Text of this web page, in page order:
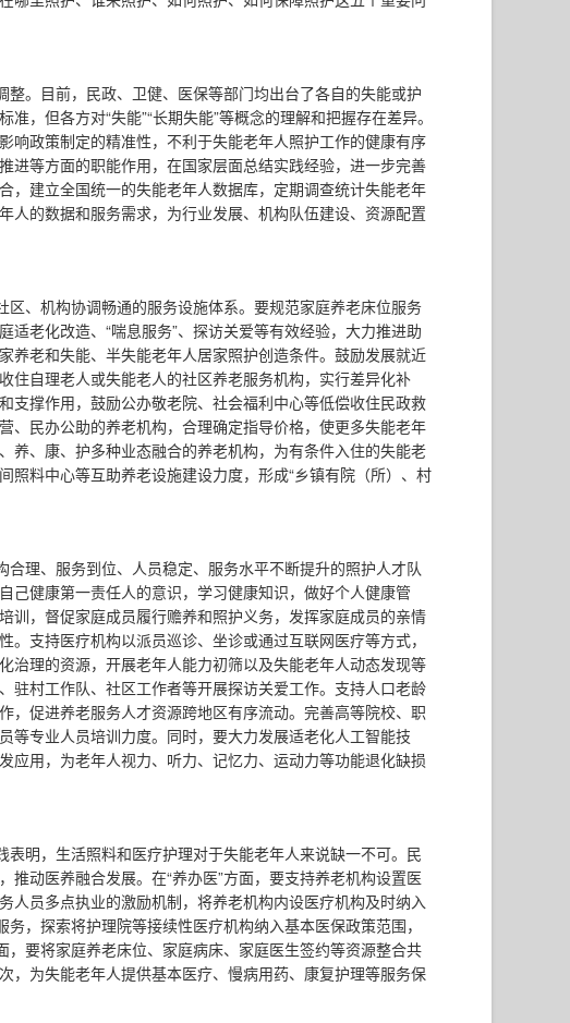
。目前，民政、卫健、医保等部门均出台了各自的失能或护
，但各方对“失能”“长期失能”等概念的理解和把握存在差异。
响政策制定的精准性，不利于失能老年人照护工作的健康有序
进等方面的职能作用，在国家层面总结实践经验，进一步完善
，建立全国统一的失能老年人数据库，定期调查统计失能老年
人的数据和服务需求，为行业发展、机构队伍建设、资源配置
、机构协调畅通的服务设施体系。要规范家庭养老床位服务
老化改造、“喘息服务”、探访关爱等有效经验，大力推进助
养老和失能、半失能老年人居家照护创造条件。鼓励发展就近
住自理老人或失能老人的社区养老服务机构，实行差异化补
支撑作用，鼓励公办敬老院、社会福利中心等低偿收住民政救
、民办公助的养老机构，合理确定指导价格，使更多失能老年
养、康、护多种业态融合的养老机构，为有条件入住的失能老
料中心等互助养老设施建设力度，形成“乡镇有院（所）、村
理、服务到位、人员稳定、服务水平不断提升的照护人才队
己健康第一责任人的意识，学习健康知识，做好个人健康管
训，督促家庭成员履行赡养和照护义务，发挥家庭成员的亲情
支持医疗机构以派员巡诊、坐诊或通过互联网医疗等方式，
治理的资源，开展老年人能力初筛以及失能老年人动态发现等
驻村工作队、社区工作者等开展探访关爱工作。支持人口老龄
，促进养老服务人才资源跨地区有序流动。完善高等院校、职
等专业人员培训力度。同时，要大力发展适老化人工智能技
应用，为老年人视力、听力、记忆力、运动力等功能退化缺损
明，生活照料和医疗护理对于失能老年人来说缺一不可。民
动医养融合发展。在“养办医”方面，要支持养老机构设置医
人员多点执业的激励机制，将养老机构内设医疗机构及时纳入
，探索将护理院等接续性医疗机构纳入基本医保政策范围，
要将家庭养老床位、家庭病床、家庭医生签约等资源整合共
，为失能老年人提供基本医疗、慢病用药、康复护理等服务保